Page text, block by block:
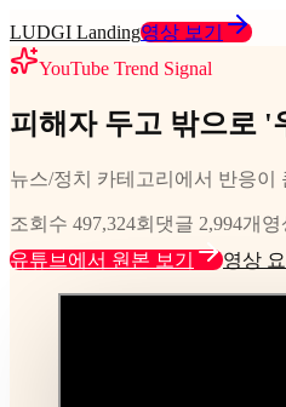
LUDGI Landing영상 보기
YouTube Trend Signal
피해자 두고 밖으로
뉴스/정치 카테고리에서 반응이
조회수 497,324회 댓글 2,994개 영
유튜브에서 원본 보기
영상